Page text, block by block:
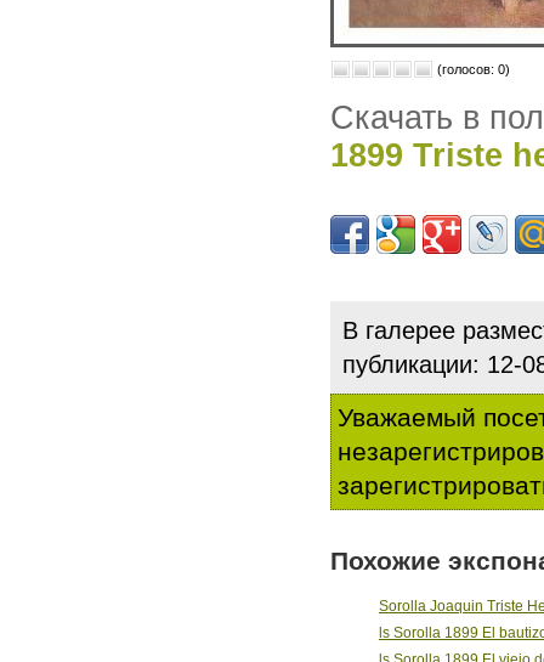
(голосов: 0)
Скачать в
1899 Triste
В галерее
публикации:
Уважаемый
Похожие
Sorolla Joaquin Triste
ls Sorolla 1899 El